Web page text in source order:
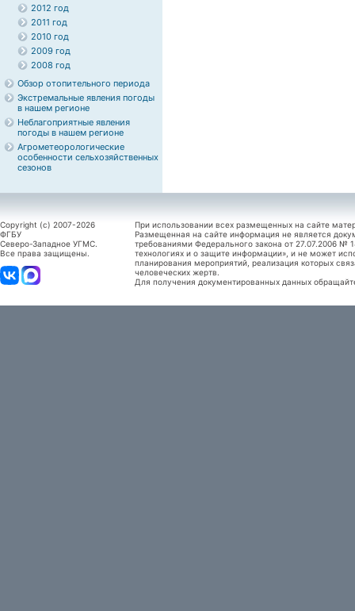
2012 год
2011 год
2010 год
2009 год
2008 год
Обзор отопительного периода
Экстремальные явления погоды
в нашем регионе
Неблагоприятные явления
погоды в нашем регионе
Агрометеорологические
особенности сельхозяйственных
сезонов
Copyright (c) 2007-2026
ФГБУ
Северо-Западное УГМС.
Все права защищены.
При использовании всех размещенных на сайте
Размещенная на сайте информация не является
требованиями Федерального закона от 27.07.2006
технологиях и о защите информации», и не может
планирования мероприятий, реализация которых
человеческих жертв.
Для получения документированных данных